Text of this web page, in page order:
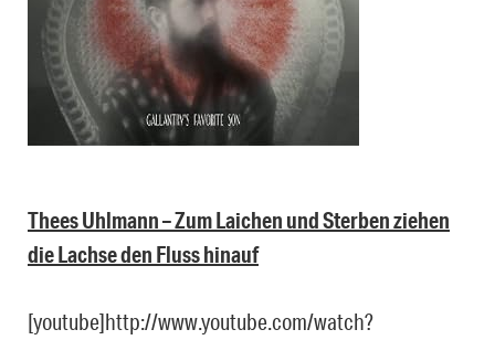
Thees Uhlmann – Zum Laichen und Sterben ziehen
die Lachse den Fluss hinauf
[youtube]http://www.youtube.com/watch?